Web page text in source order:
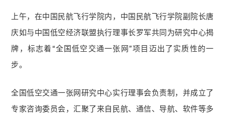
上午，在中国民航飞行学院内，中国民航飞行学院副院长唐
庆如与中国低空经济联盟执行理事长罗军共同为研究中心揭
牌，标志着“全国低空交通一张网”项目迈出了实质性的一
步。
全国低空交通一张网研究中心实行理事会负责制，并成立了
专家咨询委员会，汇聚了来自民航、通信、导航、软件等多